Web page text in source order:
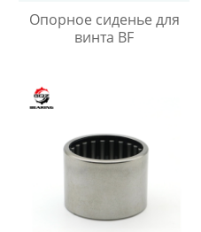
Опорное сиденье для
винта BF